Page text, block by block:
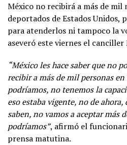
México no recibirá a más de
deportados de Estados Unidos,
para atenderlos ni tampoco la
aseveró este viernes el
“México les hace saber que no
recibir a más de mil personas
podríamos, no tenemos la
eso estaba vigente, no de
saben, no vamos a aceptar más
podríamos”, afirmó el
prensa matutina.